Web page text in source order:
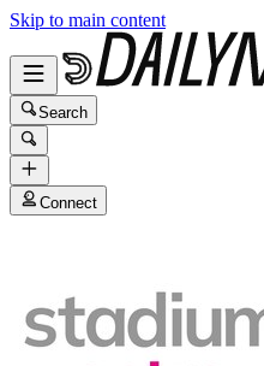
Skip to main content
Search
Connect